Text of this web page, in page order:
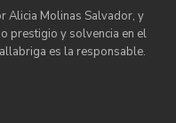
Alicia Molinas Salvador, y
prestigio y solvencia en el
es la responsable.